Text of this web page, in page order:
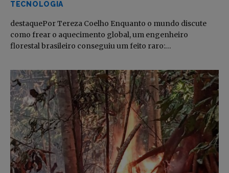
TECNOLOGIA
destaquePor Tereza Coelho Enquanto o mundo discute
como frear o aquecimento global, um engenheiro
florestal brasileiro conseguiu um feito raro:…